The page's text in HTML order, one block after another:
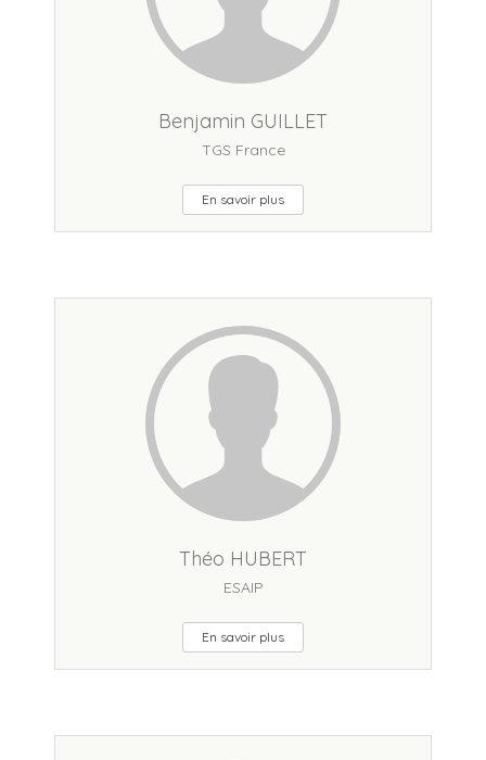
Benjamin GUILLET
TGS France
En savoir plus
Théo HUBERT
ESAIP
En savoir plus